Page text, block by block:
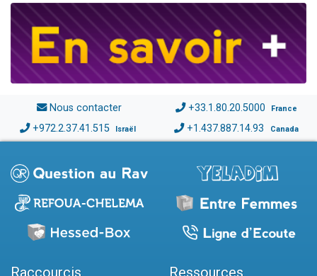
Nous contacter +33.1.80.20.5000 France
+972.2.37.41.515 Israël +1.437.887.14.93 Canada